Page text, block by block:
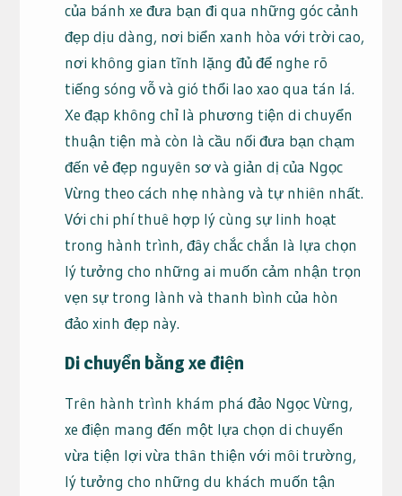
của bánh xe đưa bạn đi qua những góc cảnh
đẹp dịu dàng, nơi biển xanh hòa với trời cao,
nơi không gian tĩnh lặng đủ để nghe rõ
tiếng sóng vỗ và gió thổi lao xao qua tán lá.
Xe đạp không chỉ là phương tiện di chuyển
thuận tiện mà còn là cầu nối đưa bạn chạm
đến vẻ đẹp nguyên sơ và giản dị của Ngọc
Vừng theo cách nhẹ nhàng và tự nhiên nhất.
Với chi phí thuê hợp lý cùng sự linh hoạt
trong hành trình, đây chắc chắn là lựa chọn
lý tưởng cho những ai muốn cảm nhận trọn
vẹn sự trong lành và thanh bình của hòn
đảo xinh đẹp này.
Di chuyển bằng xe điện
Trên hành trình khám phá đảo Ngọc Vừng,
xe điện mang đến một lựa chọn di chuyển
vừa tiện lợi vừa thân thiện với môi trường,
lý tưởng cho những du khách muốn tận